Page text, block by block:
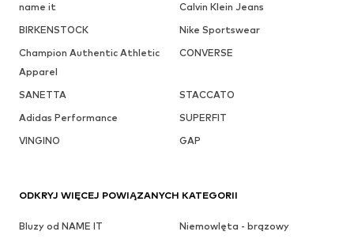
name it
Calvin Klein Jeans
BIRKENSTOCK
Nike Sportswear
Champion Authentic Athletic
Apparel
CONVERSE
SANETTA
STACCATO
Adidas Performance
SUPERFIT
VINGINO
GAP
ODKRYJ WIĘCEJ POWIĄZANYCH KATEGORII
Bluzy od NAME IT Niemowlęta - brązowy